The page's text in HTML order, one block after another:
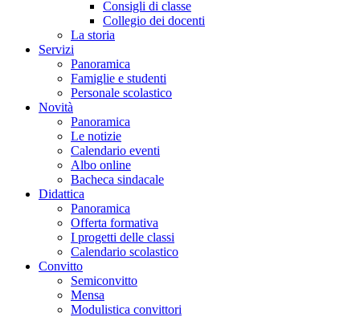
Consigli di classe
Collegio dei docenti
La storia
Servizi
Panoramica
Famiglie e studenti
Personale scolastico
Novità
Panoramica
Le notizie
Calendario eventi
Albo online
Bacheca sindacale
Didattica
Panoramica
Offerta formativa
I progetti delle classi
Calendario scolastico
Convitto
Semiconvitto
Mensa
Modulistica convittori